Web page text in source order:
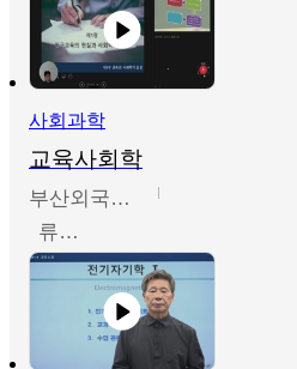
사회과학
교육사회학
부산외국어대학교
류영철